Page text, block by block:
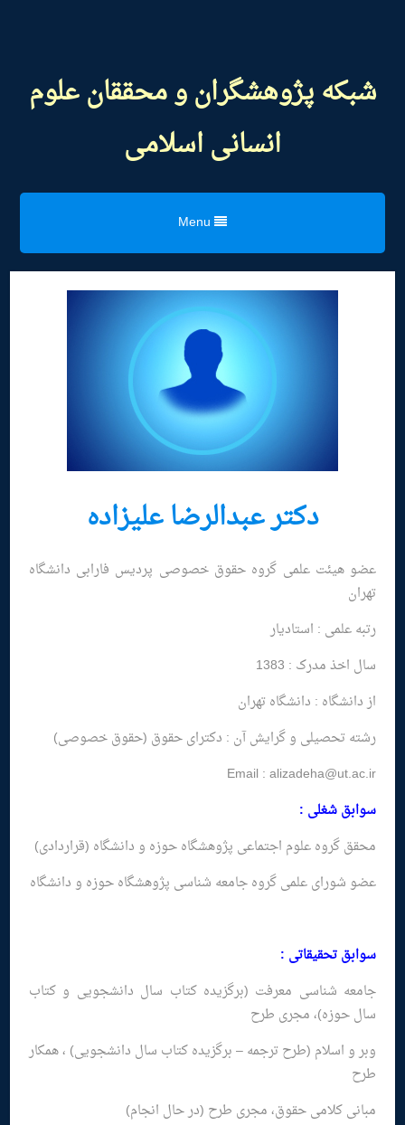
شبکه پژوهشگران و محققان علوم
انسانی اسلامی
دکتر عبدالرضا علیزاده
عضو هیئت علمی گروه حقوق خصوصی پردیس فارابی دانشگاه
تهران
رتبه علمى : استادیار
سال اخذ مدرک : 1383
از دانشگاه : دانشگاه تهران
رشته تحصیلی و گرایش آن : دکترای حقوق (حقوق خصوصی)
Email : alizadeha@ut.ac.ir
سوابق شغلی :
محقق گروه علوم اجتماعی پژوهشگاه حوزه و دانشگاه (قراردادی)
عضو شورای علمی گروه جامعه شناسی پژوهشگاه حوزه و دانشگاه
سوابق تحقیقاتى :
جامعه شناسی معرفت (برگزیده كتاب سال دانشجویی و كتاب
سال حوزه)، مجری طرح
وبر و اسلام (طرح ترجمه – برگزیده كتاب سال دانشجویی) ، همكار
طرح
مبانی كلامی حقوق، مجری طرح (در حال انجام)